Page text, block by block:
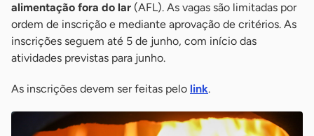
alimentação fora do lar (AFL). As vagas são limitadas por
ordem de inscrição e mediante aprovação de critérios. As
inscrições seguem até 5 de junho, com início das
atividades previstas para junho.
As inscrições devem ser feitas pelo link.